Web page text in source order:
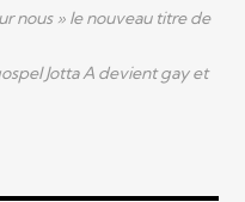
nous » le nouveau titre de
Jotta A devient gay et